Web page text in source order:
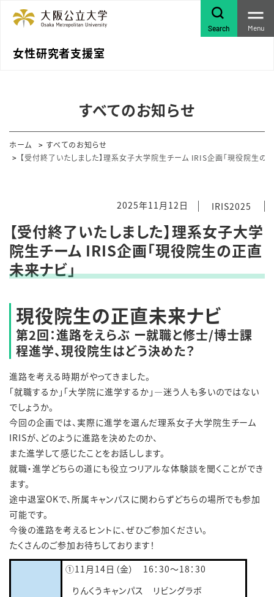
女性研究者支援室
Search Menu
すべてのお知らせ
ホーム
すべてのお知らせ
【受付終了いたしました】理系女子大学院生チーム IRIS企画「現役院生の
2025年11月12日 IRIS2025
【受付終了いたしました】理系女子大学
院生チーム IRIS企画「現役院生の正直
未来ナビ」
現役院生の正直未来ナビ
第2回：進路をえらぶ ー就職と修士/博士課
程進学、現役院生はどう決めた？
進路を考える時期がやってきました。
「就職するか」「大学院に進学するか」―迷う人も多いのではない
でしょうか。
今回の企画では、実際に進学を選んだ理系女子大学院生チーム
IRISが、どのように進路を決めたのか、
また進学して感じたことをお話しします。
就職・進学どちらの道にも役立つリアルな体験談を聞くことができ
ます。
途中退室OKで、所属キャンパスに関わらずどちらの場所でも参加
可能です。
今後の進路を考えるヒントに、ぜひご参加ください。
たくさんのご参加お待ちしております！
①11月14日（金） 16：30～18：30
りんくうキャンパス リビングラボ